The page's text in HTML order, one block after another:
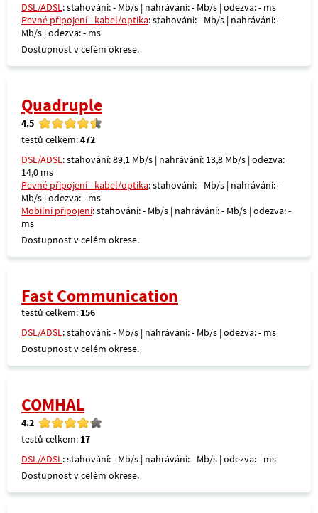
DSL/ADSL: stahování: - Mb/s | nahrávání: - Mb/s | odezva: - ms
Pevné připojení - kabel/optika: stahování: - Mb/s | nahrávání: -
Mb/s | odezva: - ms
Dostupnost v celém okrese.
Quadruple
4.5
testů celkem:472
DSL/ADSL: stahování: 89,1 Mb/s | nahrávání: 13,8 Mb/s | odezva:
14,0 ms
Pevné připojení - kabel/optika: stahování: - Mb/s | nahrávání: -
Mb/s | odezva: - ms
Mobilní připojení: stahování: - Mb/s | nahrávání: - Mb/s | odezva: -
ms
Dostupnost v celém okrese.
Fast Communication
testů celkem: 156
DSL/ADSL: stahování: - Mb/s | nahrávání: - Mb/s | odezva: - ms
Dostupnost v celém okrese.
COMHAL
4.2
testů celkem: 17
DSL/ADSL: stahování: - Mb/s | nahrávání: - Mb/s | odezva: - ms
Dostupnost v celém okrese.